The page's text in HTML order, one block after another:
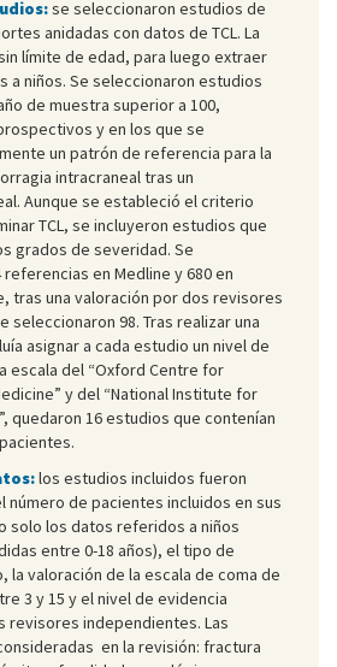
se seleccionaron estudios de
anidadas con datos de TCL. La
límite de edad, para luego extraer
a niños. Se seleccionaron estudios
de muestra superior a 100,
y en los que se
un patrón de referencia para la
intracraneal tras un
Aunque se estableció el criterio
TCL, se incluyeron estudios que
grados de severidad. Se
en Medline y 680 en
tras una valoración por dos revisores
seleccionaron 98. Tras realizar una
asignar a cada estudio un nivel de
escala del “Oxford Centre for
y del “National Institute for
quedaron 16 estudios que contenían
los estudios incluidos fueron
número de pacientes incluidos en sus
solo los datos referidos a niños
entre 0-18 años), el tipo de
la valoración de la escala de coma de
3 y 15 y el nivel de evidencia
revisores independientes. Las
en la revisión: fractura